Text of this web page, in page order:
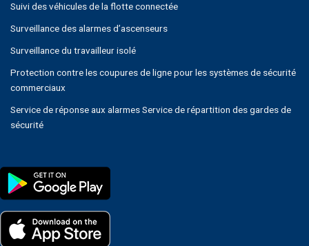
Suivi des véhicules de la flotte connectée
Surveillance des alarmes d’ascenseurs
Surveillance du travailleur isolé
Protection contre les coupures de ligne pour les systèmes de sécurité
commerciaux
Service de réponse aux alarmes Service de répartition des gardes de
sécurité